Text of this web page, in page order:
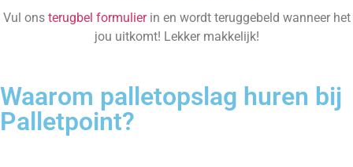
Vul ons terugbel formulierin en wordt teruggebeld wanneer het
jou uitkomt! Lekker makkelijk!
Waarom palletopslag huren bij
Palletpoint?